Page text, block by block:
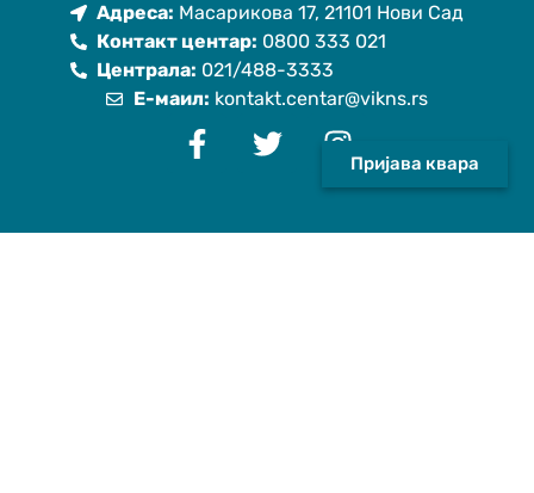
Пријава квара
Адреса: Масарикова 17, 21101 Нови Сад
Контакт центар: 0800 333 021
Централа: 021/488-3333
Е-маил: kontakt.centar@vikns.rs